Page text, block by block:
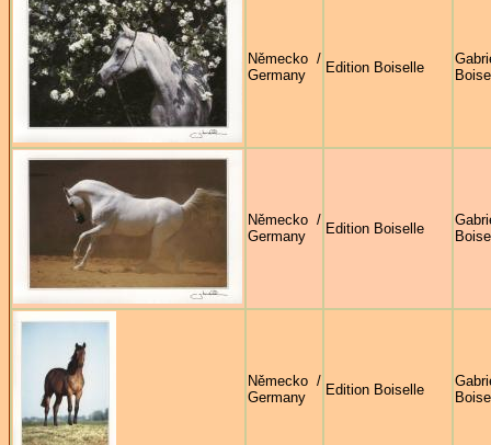
Německo /
Germany
Edition Boiselle
Německo /
Germany
Edition Boiselle
Německo /
Germany
Edition Boiselle